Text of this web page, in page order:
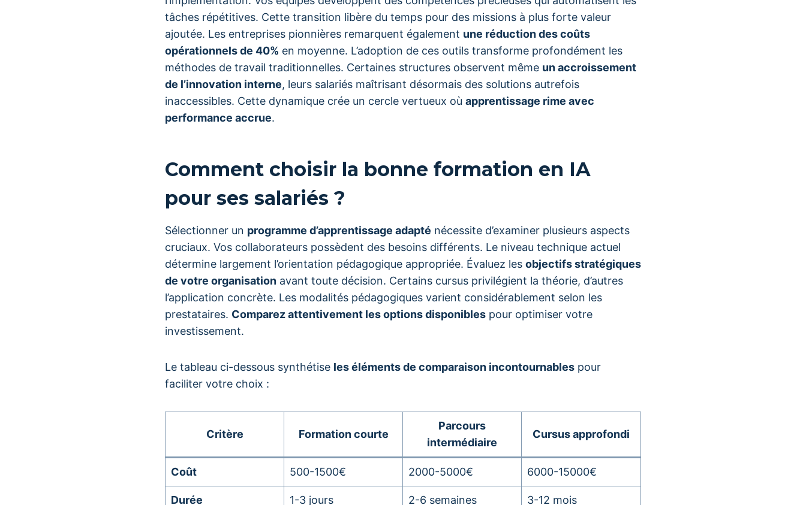
tâches répétitives. Cette transition libère du temps pour des missions à plus forte valeur
ajoutée. Les entreprises pionnières remarquent également une réduction des coûts
opérationnels de 40% en moyenne. L’adoption de ces outils transforme profondément les
méthodes de travail traditionnelles. Certaines structures observent même un accroissement
de l’innovation interne, leurs salariés maîtrisant désormais des solutions autrefois
inaccessibles. Cette dynamique crée un cercle vertueux où apprentissage rime avec
performance accrue.
Comment choisir la bonne formation en IA
pour ses salariés ?
Sélectionner un programme d’apprentissage adapté nécessite d’examiner plusieurs aspects
cruciaux. Vos collaborateurs possèdent des besoins différents. Le niveau technique actuel
détermine largement l’orientation pédagogique appropriée. Évaluez les objectifs stratégiques
de votre organisation avant toute décision. Certains cursus privilégient la théorie, d’autres
l’application concrète. Les modalités pédagogiques varient considérablement selon les
prestataires. Comparez attentivement les options disponibles pour optimiser votre
investissement.
Le tableau ci-dessous synthétise les éléments de comparaison incontournables pour
faciliter votre choix :
Critère Formation courte
Parcours
intermédiaire
Cursus approfondi
Coût 500-1500€ 2000-5000€ 6000-15000€
Durée 1-3 jours 2-6 semaines 3-12 mois